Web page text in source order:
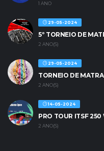
1 ANO
29-05-2024
5º TORNEIO DE
2 ANO(S)
29-05-2024
TORNEIO DE
2 ANO(S)
14-05-2024
PRO TOUR ITSF 250
2 ANO(S)